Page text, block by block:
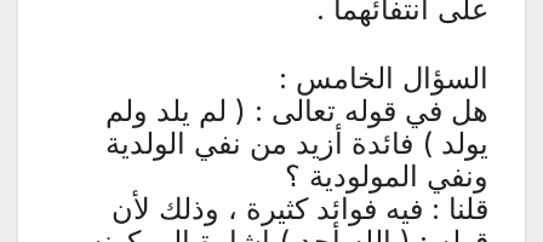
على انتفائهما .
السؤال الخامس :
هل في قوله تعالى : ( لم يلد ولم
يولد ) فائدة أزيد من نفي الولدية
ونفي المولودية ؟
قلنا : فيه فوائد كثيرة ، وذلك لأن